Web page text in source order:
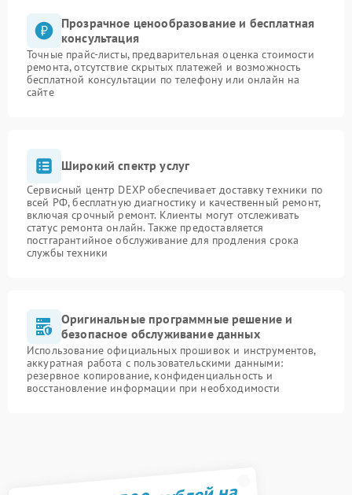
Прозрачное ценообразование и бесплатная
консультация
Точные прайс-листы, предварительная оценка стоимости
ремонта, отсутствие скрытых платежей и возможность
бесплатной консультации по телефону или онлайн на
сайте
Широкий спектр услуг
Сервисный центр DEXP обеспечивает доставку техники по
всей РФ, бесплатную диагностику и качественный ремонт,
включая срочный ремонт. Клиенты могут отслеживать
статус ремонта онлайн. Также предоставляется
постгарантийное обслуживание для продления срока
службы техники
Оригинальные программные решение и
безопасное обслуживание данных
Использование официальных прошивок и инструментов,
аккуратная работа с пользовательскими данными:
резервное копирование, конфиденциальность и
восстановление информации при необходимости